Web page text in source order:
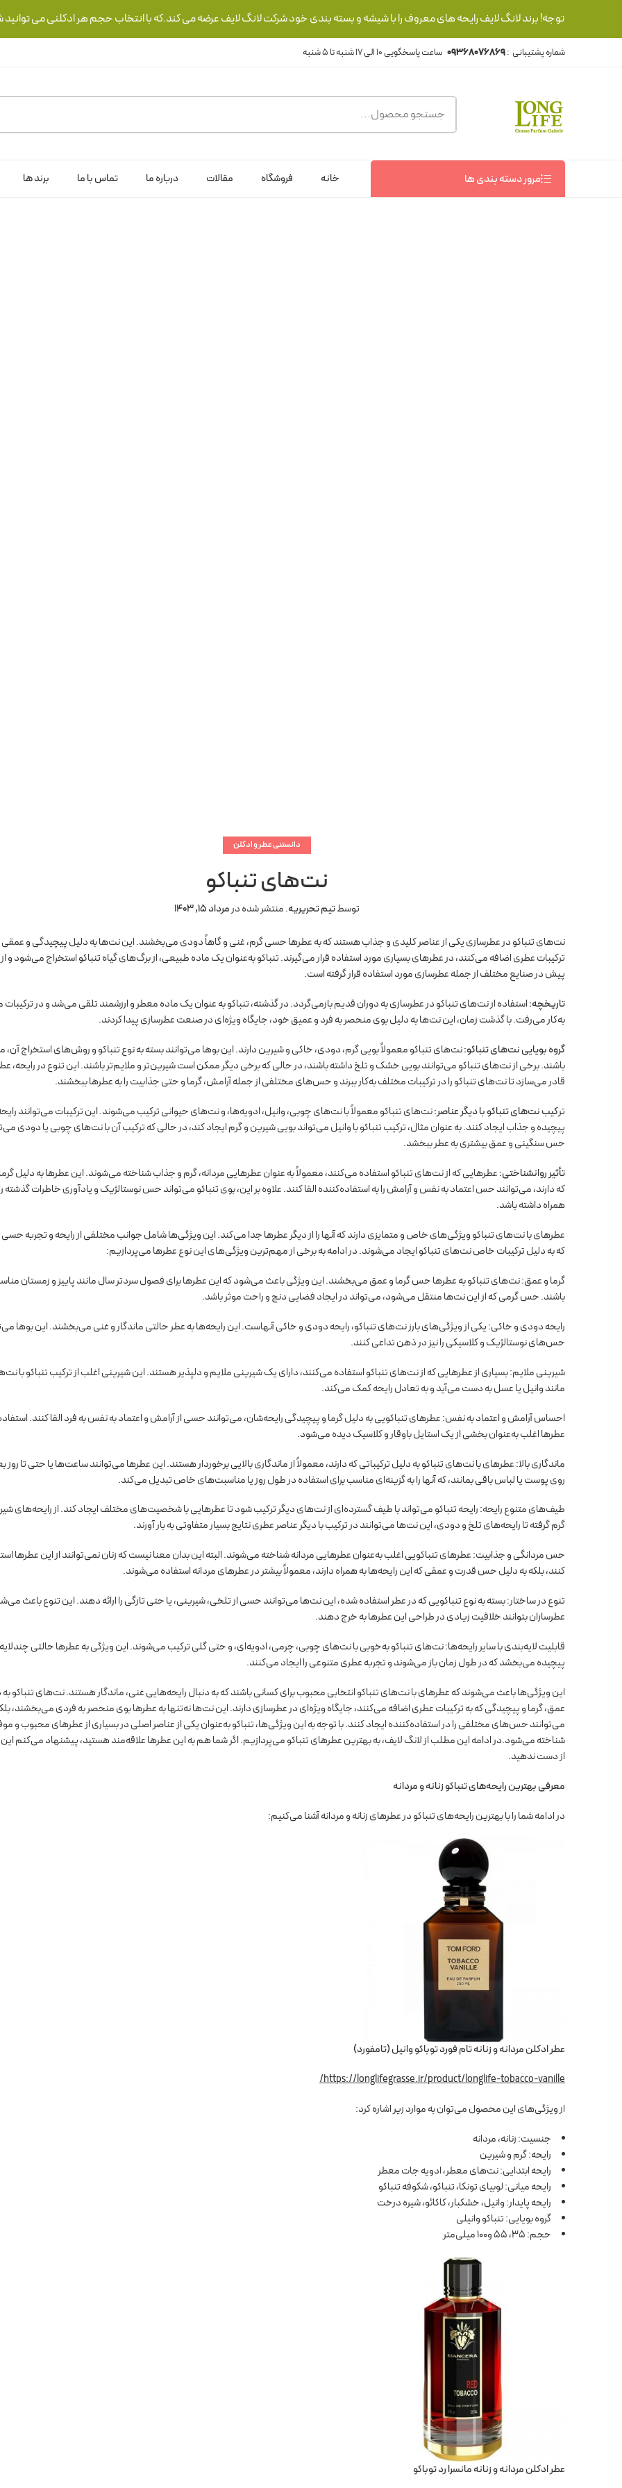
توجه! برند لانگ لایف رایحه های معروف را با شیشه و بسته بندی خود شرکت لانگ لایف عرضه می کند.که با انتخاب حجم هر ادکلنی می توانید
شماره پشتیبانی :09368076869
مرور دسته بندی ها خانه فروشگاه مقالات درباره ما تماس با ما برند ها
دانستنی عطر و ادکلن
نت‌های تنباکو
توسطتیم تحریریه.منتشر شده درمرداد 15, 1403
نت‌های تنباکو در عطرسازی یکی از عناصر کلیدی و جذاب هستند که به عطرها حسی گرم، غنی و گاهاً دودی می‌بخشند. این نت‌ها به دلیل پیچیدگی و عمقی
ترکیبات عطری اضافه می‌کنند، در عطرهای بسیاری مورد استفاده قرار می‌گیرند. تنباکو به‌عنوان یک ماده طبیعی، از برگ‌های گیاه تنباکو استخراج می‌شود و
پیش در صنایع مختلف از جمله عطرسازی مورد استفاده قرار گرفته است.
تاریخچه:استفاده از نت‌های تنباکو در عطرسازی به دوران قدیم بازمی‌گردد. در گذشته، تنباکو به عنوان یک ماده معطر و ارزشمند تلقی می‌شد و در
به‌کار می‌رفت. با گذشت زمان، این نت‌ها به دلیل بوی منحصر به فرد و عمیق خود، جایگاه ویژه‌ای در صنعت عطرسازی پیدا کردند.
گروه بویایی نت‌های تنباکو:نت‌های تنباکو معمولاً بویی گرم، دودی، خاکی و شیرین دارند. این بوها می‌توانند بسته به نوع تنباکو و روش‌های استخراج آن،
باشند. برخی از نت‌های تنباکو می‌توانند بویی خشک و تلخ داشته باشند، در حالی که برخی دیگر ممکن است شیرین‌تر و ملایم‌تر باشند. این تنوع در رایحه،
قادر می‌سازد تا نت‌های تنباکو را در ترکیبات مختلف به‌کار ببرند و حس‌های مختلفی از جمله آرامش، گرما و حتی جذابیت را به عطرها ببخشند.
ترکیب نت‌های تنباکو با دیگر عناصر:نت‌های تنباکو معمولاً با نت‌های چوبی، وانیل، ادویه‌ها، و نت‌های حیوانی ترکیب می‌شوند. این ترکیبات می‌توانند
پیچیده و جذاب ایجاد کنند. به عنوان مثال، ترکیب تنباکو با وانیل می‌تواند بویی شیرین و گرم ایجاد کند، در حالی که ترکیب آن با نت‌های چوبی یا دودی
حس سنگینی و عمق بیشتری به عطر ببخشد.
تأثیر روانشناختی:عطرهایی که از نت‌های تنباکو استفاده می‌کنند، معمولاً به عنوان عطرهایی مردانه، گرم و جذاب شناخته می‌شوند. این عطرها به دلیل
که دارند، می‌توانند حس اعتماد به نفس و آرامش را به استفاده‌کننده القا کنند. علاوه بر این، بوی تنباکو می‌تواند حس نوستالژیک و یادآوری خاطرات گذشته را
همراه داشته باشد.
عطرهای با نت‌های تنباکو ویژگی‌های خاص و متمایزی دارند که آنها را از دیگر عطرها جدا می‌کند. این ویژگی‌ها شامل جوانب مختلفی از رایحه و تجربه
که به دلیل ترکیبات خاص نت‌های تنباکو ایجاد می‌شوند. در ادامه به برخی از مهم‌ترین ویژگی‌های این نوع عطرها می‌پردازیم:
گرما و عمق: نت‌های تنباکو به عطرها حس گرما و عمق می‌بخشند. این ویژگی باعث می‌شود که این عطرها برای فصول سردتر سال مانند پاییز و زمستان
باشند. حس گرمی که از این نت‌ها منتقل می‌شود، می‌تواند در ایجاد فضایی دنج و راحت موثر باشد.
رایحه دودی و خاکی: یکی از ویژگی‌های بارز نت‌های تنباکو، رایحه دودی و خاکی آنهاست. این رایحه‌ها به عطر حالتی ماندگار و غنی می‌بخشند. این بوها
حس‌های نوستالژیک و کلاسیکی را نیز در ذهن تداعی کنند.
شیرینی ملایم: بسیاری از عطرهایی که از نت‌های تنباکو استفاده می‌کنند، دارای یک شیرینی ملایم و دلپذیر هستند. این شیرینی اغلب از ترکیب تنباکو با
مانند وانیل یا عسل به دست می‌آید و به تعادل رایحه کمک می‌کند.
احساس آرامش و اعتماد به نفس: عطرهای تنباکویی به دلیل گرما و پیچیدگی رایحه‌شان، می‌توانند حسی از آرامش و اعتماد به نفس به فرد القا کنند.
عطرها اغلب به‌عنوان بخشی از یک استایل باوقار و کلاسیک دیده می‌شود.
ماندگاری بالا: عطرهای با نت‌های تنباکو به دلیل ترکیباتی که دارند، معمولاً از ماندگاری بالایی برخوردار هستند. این عطرها می‌توانند ساعت‌ها یا حتی تا روز
روی پوست یا لباس باقی بمانند، که آنها را به گزینه‌ای مناسب برای استفاده در طول روز یا مناسبت‌های خاص تبدیل می‌کند.
طیف‌های متنوع رایحه: رایحه تنباکو می‌تواند با طیف گسترده‌ای از نت‌های دیگر ترکیب شود تا عطرهایی با شخصیت‌های مختلف ایجاد کند. از رایحه‌های
گرم گرفته تا رایحه‌های تلخ و دودی، این نت‌ها می‌توانند در ترکیب با دیگر عناصر عطری نتایج بسیار متفاوتی به بار آورند.
حس مردانگی و جذابیت: عطرهای تنباکویی اغلب به‌عنوان عطرهایی مردانه شناخته می‌شوند. البته این بدان معنا نیست که زنان نمی‌توانند از این عطرها
کنند، بلکه به دلیل حس قدرت و عمقی که این رایحه‌ها به همراه دارند، معمولاً بیشتر در عطرهای مردانه استفاده می‌شوند.
تنوع در ساختار: بسته به نوع تنباکویی که در عطر استفاده شده، این نت‌ها می‌توانند حسی از تلخی، شیرینی، یا حتی تازگی را ارائه دهند. این تنوع باعث
عطرسازان بتوانند خلاقیت زیادی در طراحی این عطرها به خرج دهند.
قابلیت لایه‌بندی با سایر رایحه‌ها: نت‌های تنباکو به‌خوبی با نت‌های چوبی، چرمی، ادویه‌ای، و حتی گلی ترکیب می‌شوند. این ویژگی به عطرها حالتی
پیچیده می‌بخشد که در طول زمان باز می‌شوند و تجربه عطری متنوعی را ایجاد می‌کنند.
این ویژگی‌ها باعث می‌شوند که عطرهای با نت‌های تنباکو انتخابی محبوب برای کسانی باشند که به دنبال رایحه‌هایی غنی، ماندگار هستند. نت‌های تنباکو
عمق، گرما و پیچیدگی که به ترکیبات عطری اضافه می‌کنند، جایگاه ویژه‌ای در عطرسازی دارند. این نت‌ها نه‌تنها به عطرها بوی منحصر به فردی می‌بخشند،
می‌توانند حس‌های مختلفی را در استفاده‌کننده ایجاد کنند. با توجه به این ویژگی‌ها، تنباکو به‌عنوان یکی از عناصر اصلی در بسیاری از عطرهای محبوب و
شناخته می‌شود.در ادامه این مطلب از لانگ لایف، به بهترین عطرهای تنباکو می‌پردازیم. اگر شما هم به این عطرها علاقه‌مند هستید، پیشنهاد می‌کنم
از دست ندهید.
معرفی بهترین رایحه‌های تنباکو زنانه و مردانه
در ادامه شما را با بهترین رایحه‌های تنباکو در عطرهای زنانه و مردانه آشنا می‌کنیم:
عطر ادکلن مردانه و زنانه تام فورد توباکو وانیل (تامفورد)
https://longlifegrasse.ir/product/longlife-tobacco-vanille/
از ویژگی‌های این محصول می‌توان به موارد زیر اشاره کرد:
جنسیت: زنانه، مردانه
رایحه: گرم و شیرین
رایحه ابتدایی: نت‌های معطر، ادویه جات معطر
رایحه میانی: لوبیای تونکا، تنباکو، شکوفه تنباکو
رایحه پایدار: وانیل، خشکبار، کاکائو، شیره درخت
گروه بویایی: تنباکو وانیلی
حجم: 35، 55 و100 میلی‌متر
عطر ادکلن مردانه و زنانه مانسرا رد توباکو